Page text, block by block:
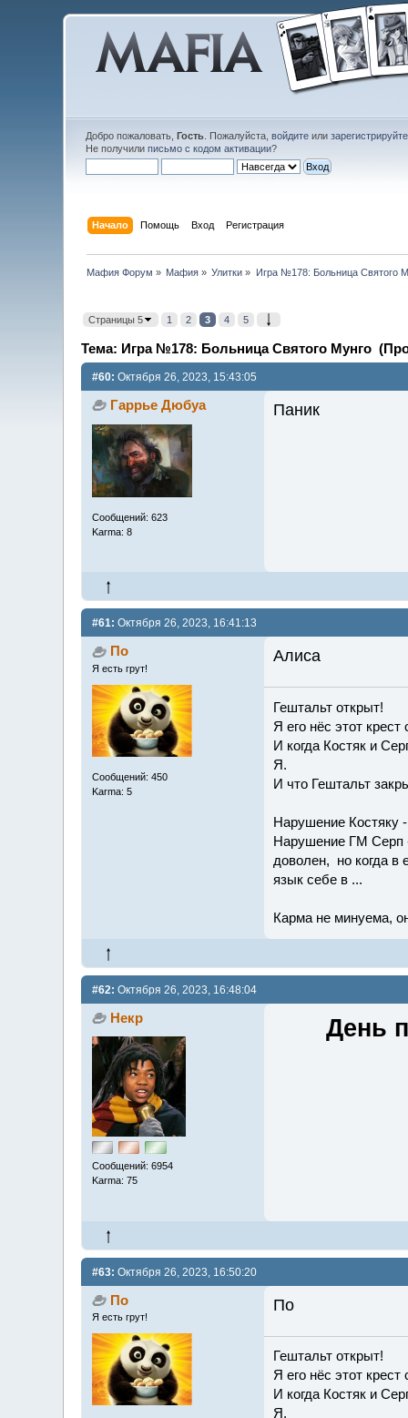
Добро пожаловать, Гость. Пожалуйста, войдитеили
Не получили письмо с кодом активации?
Начало Помощь Вход Регистрация
Мафия Форум » Мафия » Улитки » Игра №178: Больница Святого
Страницы 5 1 2 3 4 5
Тема: Игра №178: Больница Святого Мунго
#60: Октября 26, 2023, 15:43:05
Гаррье Дюбуа
Сообщений: 623
Karma: 8
Паник
#61: Октября 26, 2023, 16:41:13
По
Я есть грут!
Сообщений: 450
Karma: 5
Алиса
Гештальт открыт!
Я его нёс этот
И когда Костяк и
Я.
И что Гештальт
Нарушение Костяку
Нарушение ГМ Серп -
доволен, но когда в
язык себе в ...
Карма не минуема,
#62: Октября 26, 2023, 16:48:04
Некр
Сообщений: 6954
Karma: 75
День
#63: Октября 26, 2023, 16:50:20
По
Я есть грут!
По
Гештальт открыт!
Я его нёс этот
И когда Костяк и
Я.